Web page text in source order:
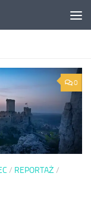
0
/ REPORTAŻ/